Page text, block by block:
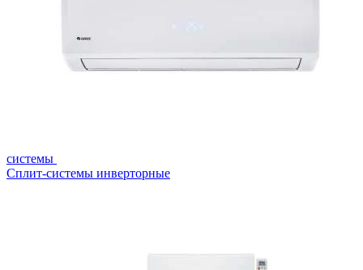
системы
Сплит-системы инверторные